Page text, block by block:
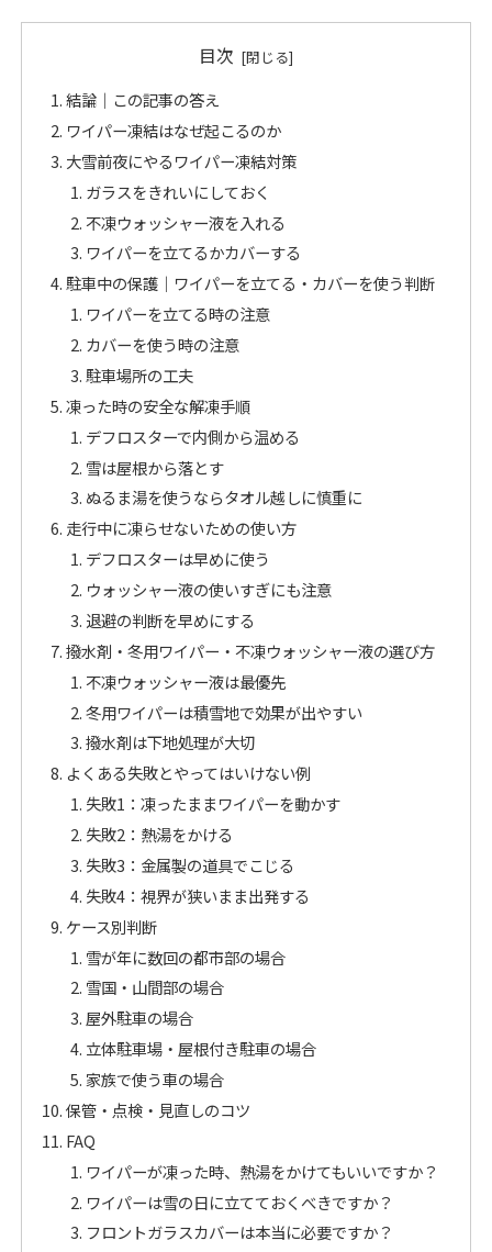
目次
結論｜この記事の答え
ワイパー凍結はなぜ起こるのか
大雪前夜にやるワイパー凍結対策
ガラスをきれいにしておく
不凍ウォッシャー液を入れる
ワイパーを立てるかカバーする
駐車中の保護｜ワイパーを立てる・カバーを使う判断
ワイパーを立てる時の注意
カバーを使う時の注意
駐車場所の工夫
凍った時の安全な解凍手順
デフロスターで内側から温める
雪は屋根から落とす
ぬるま湯を使うならタオル越しに慎重に
走行中に凍らせないための使い方
デフロスターは早めに使う
ウォッシャー液の使いすぎにも注意
退避の判断を早めにする
撥水剤・冬用ワイパー・不凍ウォッシャー液の選び方
不凍ウォッシャー液は最優先
冬用ワイパーは積雪地で効果が出やすい
撥水剤は下地処理が大切
よくある失敗とやってはいけない例
失敗1：凍ったままワイパーを動かす
失敗2：熱湯をかける
失敗3：金属製の道具でこじる
失敗4：視界が狭いまま出発する
ケース別判断
雪が年に数回の都市部の場合
雪国・山間部の場合
屋外駐車の場合
立体駐車場・屋根付き駐車の場合
家族で使う車の場合
保管・点検・見直しのコツ
FAQ
ワイパーが凍った時、熱湯をかけてもいいですか？
ワイパーは雪の日に立てておくべきですか？
フロントガラスカバーは本当に必要ですか？